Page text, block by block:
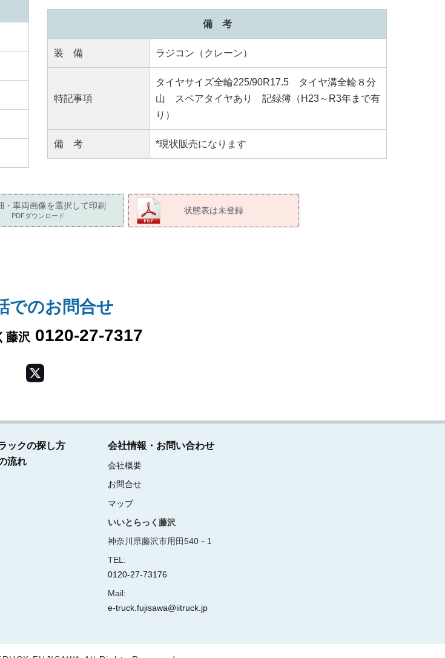
備 考
装 備 ラジコン（クレーン）
特記事項
タイヤサイズ全輪225/90R17.5 タイヤ溝全輪８分
山 スペアタイヤあり 記録簿（H23～R3年まで有
り）
備 考 *現状販売になります
・車両画像を選択して印刷
PDFダウンロード
状態表は未登録
でのお問合せ
藤沢 0120-27-7317
ックの探し方
流れ
会社情報・お問い合わせ
会社概要
お問合せ
マップ
いいとらっく藤沢
神奈川県藤沢市用田540－1
TEL:
0120-27-73176
Mail:
e-truck.fujisawa@iitruck.jp